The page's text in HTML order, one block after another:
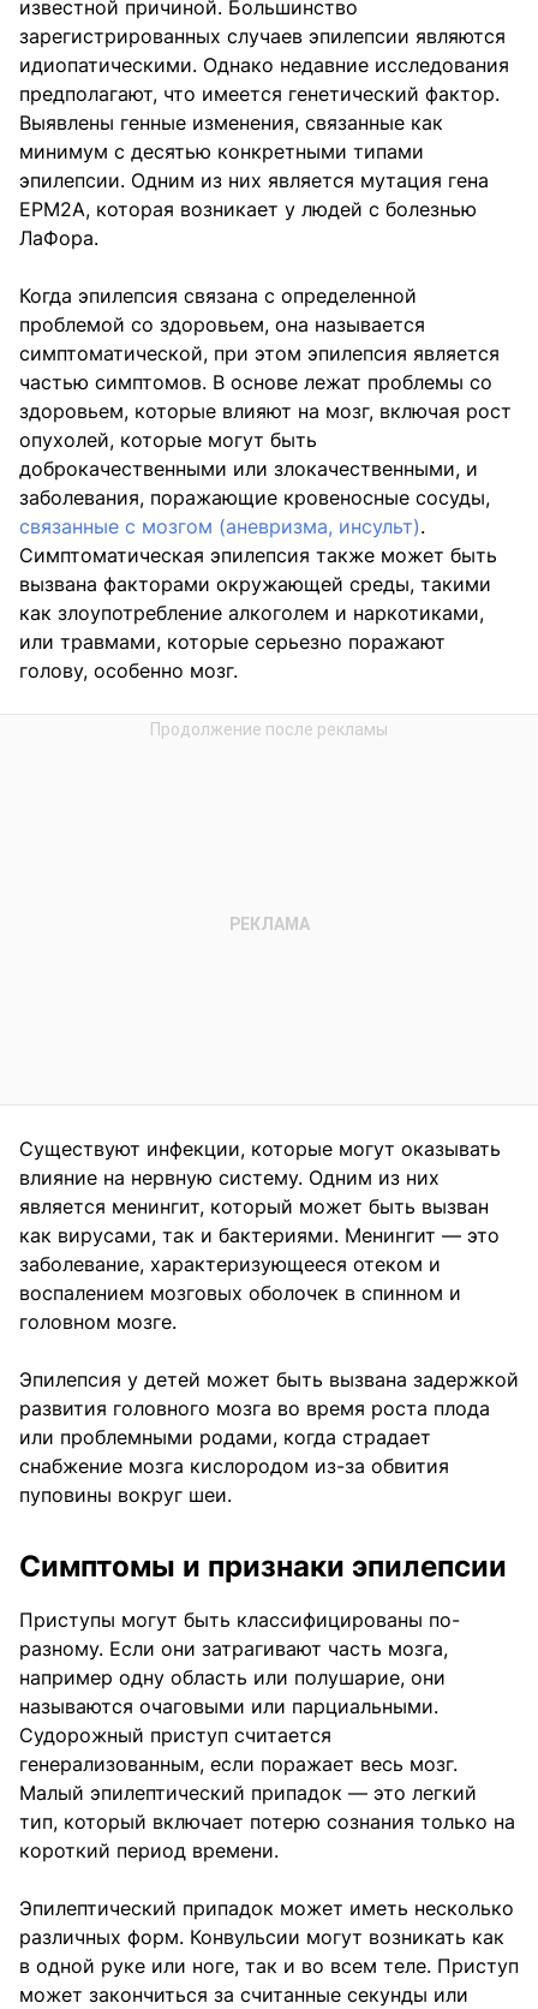
известной причиной. Большинство
зарегистрированных случаев эпилепсии являются
идиопатическими. Однако недавние исследования
предполагают, что имеется генетический фактор.
Выявлены генные изменения, связанные как
минимум с десятью конкретными типами
эпилепсии. Одним из них является мутация гена
EPM2A, которая возникает у людей с болезнью
ЛаФора.
Когда эпилепсия связана с определенной
проблемой со здоровьем, она называется
симптоматической, при этом эпилепсия является
частью симптомов. В основе лежат проблемы со
здоровьем, которые влияют на мозг, включая рост
опухолей, которые могут быть
доброкачественными или злокачественными, и
заболевания, поражающие кровеносные сосуды,
связанные с мозгом (аневризма, инсульт).
Симптоматическая эпилепсия также может быть
вызвана факторами окружающей среды, такими
как злоупотребление алкоголем и наркотиками,
или травмами, которые серьезно поражают
голову, особенно мозг.
Существуют инфекции, которые могут оказывать
влияние на нервную систему. Одним из них
является менингит, который может быть вызван
как вирусами, так и бактериями. Менингит — это
заболевание, характеризующееся отеком и
воспалением мозговых оболочек в спинном и
головном мозге.
Эпилепсия у детей может быть вызвана задержкой
развития головного мозга во время роста плода
или проблемными родами, когда страдает
снабжение мозга кислородом из-за обвития
пуповины вокруг шеи.
Симптомы и признаки эпилепсии
Приступы могут быть классифицированы по-
разному. Если они затрагивают часть мозга,
например одну область или полушарие, они
называются очаговыми или парциальными.
Судорожный приступ считается
генерализованным, если поражает весь мозг.
Малый эпилептический припадок — это легкий
тип, который включает потерю сознания только на
короткий период времени.
Эпилептический припадок может иметь несколько
различных форм. Конвульсии могут возникать как
в одной руке или ноге, так и во всем теле. Приступ
может закончиться за считанные секунды или